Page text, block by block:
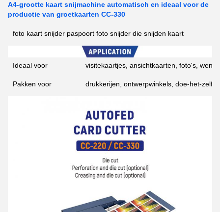
A4-grootte kaart snijmachine automatisch en ideaal voor de
productie van groetkaarten CC-330
foto kaart snijder paspoort foto snijder die snijden kaart
Ideaal voor visitekaartjes, ansichtkaarten, foto's,
Pakken voor drukkerijen, ontwerpwinkels, doe-het-zelf-